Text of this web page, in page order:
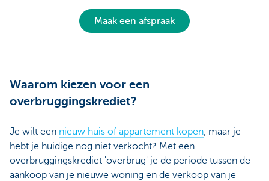
Maak een afspraak
Waarom kiezen voor een
overbruggingskrediet?
Je wilt een nieuw huis of appartement kopen, maar je
hebt je huidige nog niet verkocht? Met een
overbruggingskrediet 'overbrug' je de periode tussen de
aankoop van je nieuwe woning en de verkoop van je